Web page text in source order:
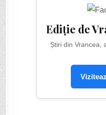
Ediție de
Știri din Vrancea,